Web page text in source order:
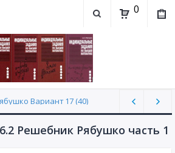
0
Вариант 17 (40)
Решебник Рябушко часть 1